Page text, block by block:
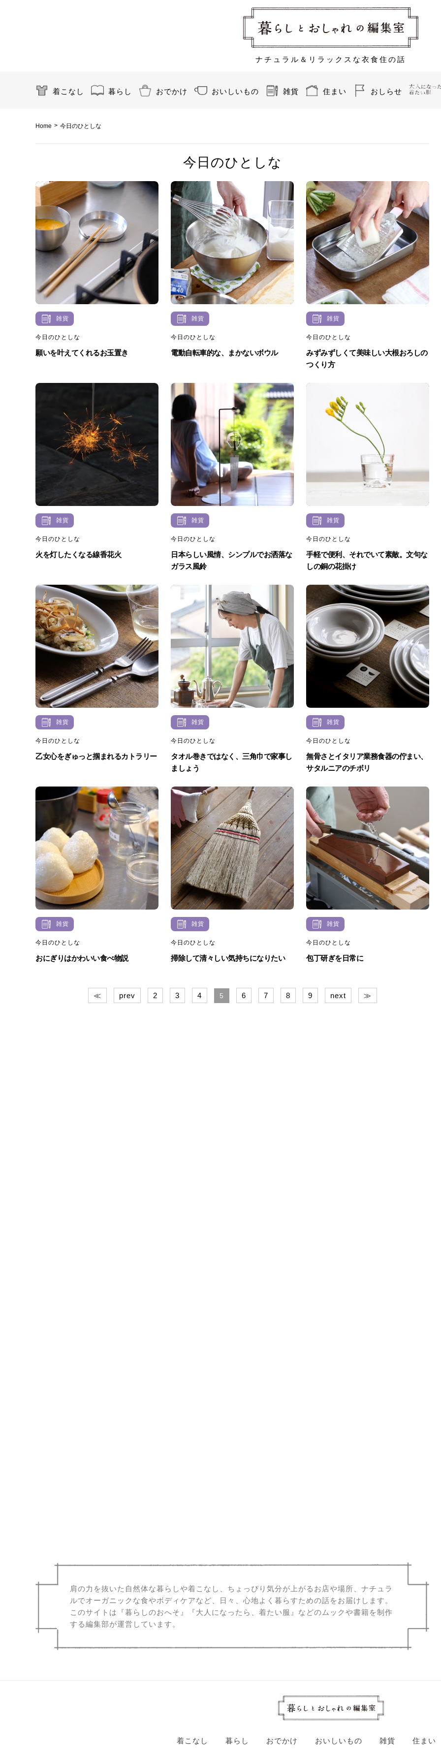
ナチュラル＆リラックスな衣食住の話
着こなし 暮らし おでかけ おいしいもの 雑貨 住まい おしらせ
Home > 今日のひとしな
今日のひとしな
雑貨
今日のひとしな
願いを叶えてくれるお玉置き
雑貨
今日のひとしな
電動自転車的な、まかないボウル
雑貨
今日のひとしな
みずみずしくて美味しい大根おろしの
つくり方
雑貨
今日のひとしな
火を灯したくなる線香花火
雑貨
今日のひとしな
日本らしい風情、シンプルでお洒落な
ガラス風鈴
雑貨
今日のひとしな
手軽で便利、それでいて素敵。文句な
しの銅の花掛け
雑貨
今日のひとしな
乙女心をぎゅっと掴まれるカトラリー
雑貨
今日のひとしな
タオル巻きではなく、三角巾で家事し
ましょう
雑貨
今日のひとしな
無骨さとイタリア業務食器の佇まい、
サタルニアのチボリ
雑貨
今日のひとしな
おにぎりはかわいい食べ物説
雑貨
今日のひとしな
掃除して清々しい気持ちになりたい
雑貨
今日のひとしな
包丁研ぎを日常に
≪ prev 2 3 4 5 6 7 8 9 next ≫
肩の力を抜いた自然体な暮らしや着こなし、ちょっぴり気分が上がるお店や場所、ナチュラ
ルでオーガニックな食やボディケアなど、日々、心地よく暮らすための話をお届けします。
このサイトは『暮らしのおへそ』『大人になったら、着たい服』などのムックや書籍を制作
する編集部が運営しています。
着こなし 暮らし おでかけ おいしいもの 雑貨 住まい